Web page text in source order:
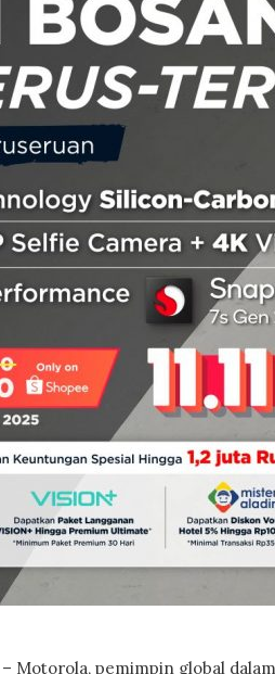
– Motorola, pemimpin global